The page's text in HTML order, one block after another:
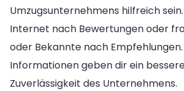
Umzugsunternehmens hilfreich
Internet nach Bewertungen oder
oder Bekannte nach
Informationen geben dir ein
Zuverlässigkeit des Unternehmens.